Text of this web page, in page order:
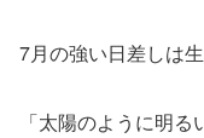
7月の強い日差しは
「太陽のように明る